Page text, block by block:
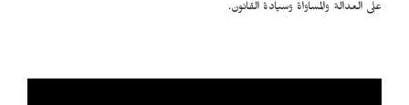
على العدالة والمساواة وسيادة القانون.